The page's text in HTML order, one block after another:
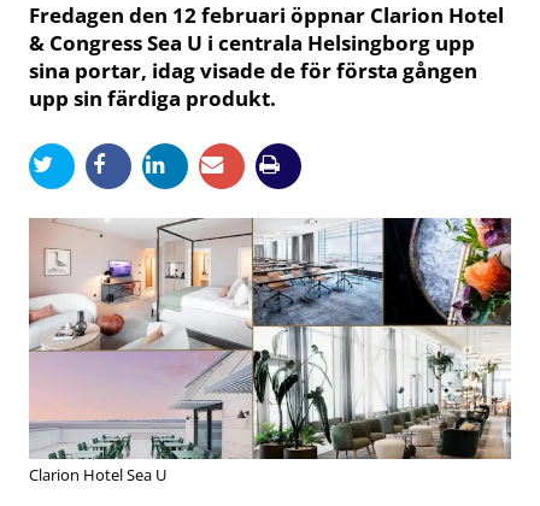
Fredagen den 12 februari öppnar Clarion Hotel
& Congress Sea U i centrala Helsingborg upp
sina portar, idag visade de för första gången
upp sin färdiga produkt.
Clarion Hotel Sea U